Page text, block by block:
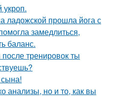
укроп.
ладожской прошла йога с
замедлиться,
баланс.
тренировок ты
анализы, но и то, как вы